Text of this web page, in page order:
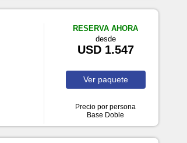
RESERVA AHORA
desde
USD 1.547
Ver paquete
Precio por persona
Base Doble